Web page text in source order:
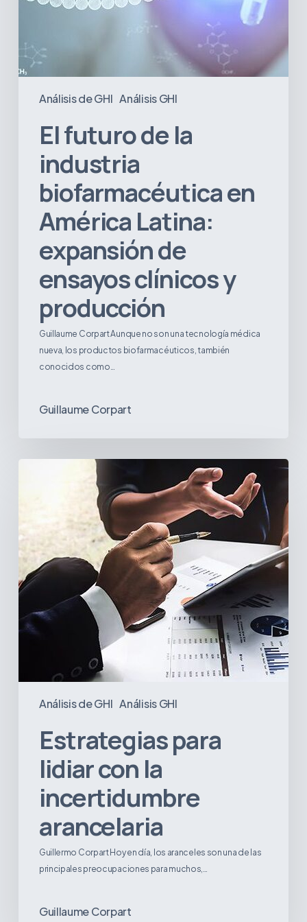
Análisis de GHI Análisis GHI
expansión
ensayos
clínicos
y
producción
El futuro de la
industria
biofarmacéutica en
América Latina:
expansión de
ensayos clínicos y
producción
Guillaume Corpart Aunque no son una tecnología médica
nueva, los productos biofarmacéuticos, también
conocidos como…
Guillaume Corpart
Análisis de GHI Análisis GHI
la
incertidumbre
arancelaria
Estrategias para
lidiar con la
incertidumbre
arancelaria
Guillermo Corpart Hoy en día, los aranceles son una de las
principales preocupaciones para muchos,…
Guillaume Corpart